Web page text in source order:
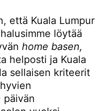
että Kuala Lumpur
löytää
home basen,
helposti ja Kuala
sellaisen kriteerit
päivän